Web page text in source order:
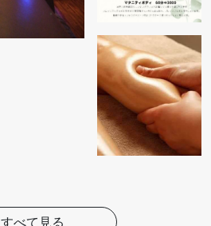
すべて見る